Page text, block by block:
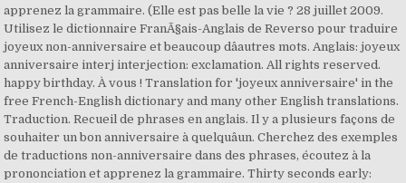
apprenez la grammaire. (Elle est pas belle la vie ? 28 juillet 2009.
Utilisez le dictionnaire FranÃ§ais-Anglais de Reverso pour traduire
joyeux non-anniversaire et beaucoup dâautres mots. Anglais: joyeux
anniversaire interj interjection: exclamation. All rights reserved.
happy birthday. À vous ! Translation for 'joyeux anniversaire' in the
free French-English dictionary and many other English translations.
Traduction. Recueil de phrases en anglais. Il y a plusieurs façons de
souhaiter un bon anniversaire à quelquâun. Cherchez des exemples
de traductions non-anniversaire dans des phrases, écoutez à la
prononciation et apprenez la grammaire. Thirty seconds early: